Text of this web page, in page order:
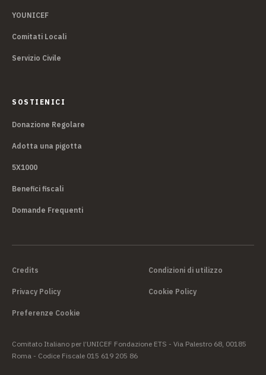
YOUNICEF
Comitati Locali
Servizio Civile
SOSTIENICI
Donazione Regolare
Adotta una pigotta
5X1000
Benefici fiscali
Domande Frequenti
Credits Condizioni di utilizzo
Privacy Policy Cookie Policy
Preferenze Cookie
Comitato Italiano per l’UNICEF Fondazione ETS - Via Palestro 68, 00185
Roma - Codice Fiscale 015 619 205 86